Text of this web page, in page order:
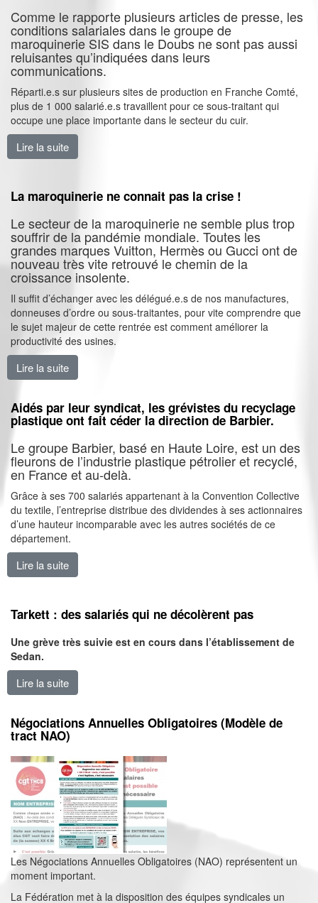
Comme le rapporte plusieurs articles de presse, les
conditions salariales dans le groupe de
maroquinerie SIS dans le Doubs ne sont pas aussi
reluisantes qu’indiquées dans leurs
communications.
Réparti.e.s sur plusieurs sites de production en Franche Comté,
plus de 1 000 salarié.e.s travaillent pour ce sous-traitant qui
occupe une place importante dans le secteur du cuir.
Lire la suite
La maroquinerie ne connait pas la crise !
Le secteur de la maroquinerie ne semble plus trop
souffrir de la pandémie mondiale. Toutes les
grandes marques Vuitton, Hermès ou Gucci ont de
nouveau très vite retrouvé le chemin de la
croissance insolente.
Il suffit d’échanger avec les délégué.e.s de nos manufactures,
donneuses d’ordre ou sous-traitantes, pour vite comprendre que
le sujet majeur de cette rentrée est comment améliorer la
productivité des usines.
Lire la suite
Aidés par leur syndicat, les grévistes du recyclage
plastique ont fait céder la direction de Barbier.
Le groupe Barbier, basé en Haute Loire, est un des
fleurons de l’industrie plastique pétrolier et recyclé,
en France et au-delà.
Grâce à ses 700 salariés appartenant à la Convention Collective
du textile, l’entreprise distribue des dividendes à ses actionnaires
d’une hauteur incomparable avec les autres sociétés de ce
département.
Lire la suite
Tarkett : des salariés qui ne décolèrent pas
Une grève très suivie est en cours dans l’établissement de
Sedan.
Lire la suite
Négociations Annuelles Obligatoires (Modèle de
tract NAO)
Les Négociations Annuelles Obligatoires (NAO) représentent un
moment important.
La Fédération met à la disposition des équipes syndicales un